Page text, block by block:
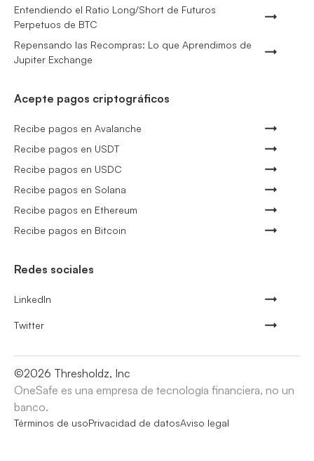
Entendiendo el Ratio Long/Short de Futuros
Perpetuos de BTC
Repensando las Recompras: Lo que Aprendimos de
Jupiter Exchange
Acepte pagos criptográficos
Recibe pagos en Avalanche
Recibe pagos en USDT
Recibe pagos en USDC
Recibe pagos en Solana
Recibe pagos en Ethereum
Recibe pagos en Bitcoin
Redes sociales
LinkedIn
Twitter
©2026 Thresholdz, Inc
OneSafe es una empresa de tecnología financiera, no un
banco.
Términos de usoPrivacidad de datosAviso legal